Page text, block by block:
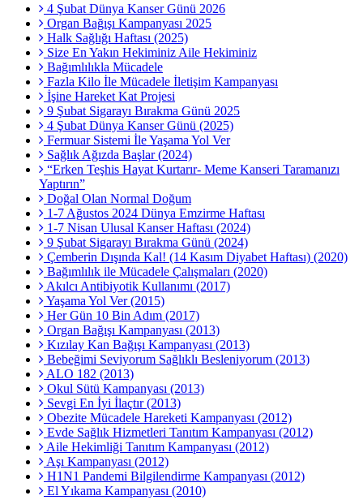
4 Şubat Dünya Kanser Günü 2026
Organ Bağışı Kampanyası 2025
Halk Sağlığı Haftası (2025)
Size En Yakın Hekiminiz Aile Hekiminiz
Bağımlılıkla Mücadele
Fazla Kilo İle Mücadele İletişim Kampanyası
İşine Hareket Kat Projesi
9 Şubat Sigarayı Bırakma Günü 2025
4 Şubat Dünya Kanser Günü (2025)
Fermuar Sistemi İle Yaşama Yol Ver
Sağlık Ağızda Başlar (2024)
“Erken Teşhis Hayat Kurtarır- Meme Kanseri Taramanızı
Yaptırın”
Doğal Olan Normal Doğum
1-7 Ağustos 2024 Dünya Emzirme Haftası
1-7 Nisan Ulusal Kanser Haftası (2024)
9 Şubat Sigarayı Bırakma Günü (2024)
Çemberin Dışında Kal! (14 Kasım Diyabet Haftası) (2020)
Bağımlılık ile Mücadele Çalışmaları (2020)
Akılcı Antibiyotik Kullanımı (2017)
Yaşama Yol Ver (2015)
Her Gün 10 Bin Adım (2017)
Organ Bağışı Kampanyası (2013)
Kızılay Kan Bağışı Kampanyası (2013)
Bebeğimi Seviyorum Sağlıklı Besleniyorum (2013)
ALO 182 (2013)
Okul Sütü Kampanyası (2013)
Sevgi En İyi İlaçtır (2013)
Obezite Mücadele Hareketi Kampanyası (2012)
Evde Sağlık Hizmetleri Tanıtım Kampanyası (2012)
Aile Hekimliği Tanıtım Kampanyası (2012)
Aşı Kampanyası (2012)
H1N1 Pandemi Bilgilendirme Kampanyası (2012)
El Yıkama Kampanyası (2010)